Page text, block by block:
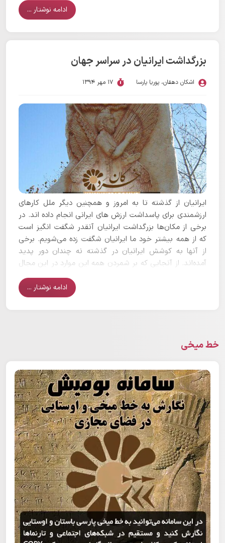
ادامه نوشتار ...
بزرگداشت ایرانیان در سراسر جهان
اشکان دهقان، پوریا پارسا 17 مهر 1394
ایرانیان از گذشته تا به امروز و همچنین دیگر ملل کارهای
ارزشمندی برای پاسداشت ارزش های ایرانی انجام داده اند. در
برخی از مکان‌ها بزرگداشت ایرانیان آنقدر شگفت انگیز است
که از همه بیشتر خود ما ایرانیان شگفت زده می‌شویم. برخی
از آنها به کوشش ایرانیان در گذشته نه چندان دور پدید
آمده‌اند. از آنجایی که بر شمردن همه این موارد در این مجال
نمی‌گنجد در این نوشتار به معرفی چند مورد جالب
ادامه نوشتار ...
خط میخی